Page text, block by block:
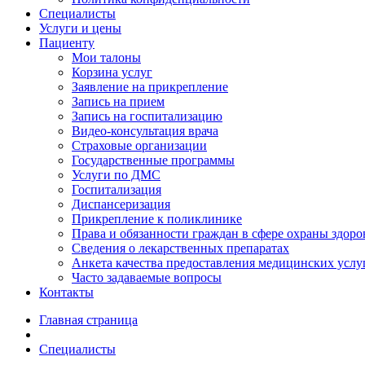
Специалисты
Услуги и цены
Пациенту
Мои талоны
Корзина услуг
Заявление на прикрепление
Запись на прием
Запись на госпитализацию
Видео-консультация врача
Страховые организации
Государственные программы
Услуги по ДМС
Госпитализация
Диспансеризация
Прикрепление к поликлинике
Права и обязанности граждан в сфере охраны
Сведения о лекарственных препаратах
Анкета качества предоставления медицинских
Часто задаваемые вопросы
Контакты
Главная страница
Специалисты